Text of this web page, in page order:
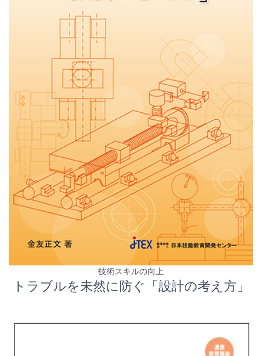
技術スキルの向上
トラブルを未然に防ぐ「設計の考え方」